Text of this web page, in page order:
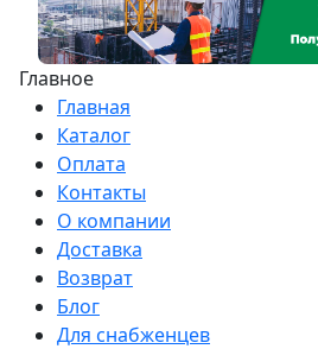
Главное
Главная
Каталог
Оплата
Контакты
О компании
Доставка
Возврат
Блог
Для снабженцев